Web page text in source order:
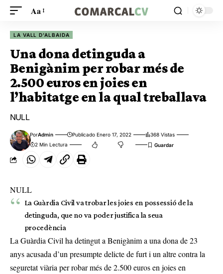
Aa
LA VALL D'ALBAIDA
Una dona detinguda a
Benigànim per robar més de
2.500 euros en joies en
l’habitatge en la qual treballava
NULL
PorAdmin Publicado Enero 17, 2022
368 Vistas
2 Min Lectura
NULL
La Guàrdia Civil va trobar les joies en possessió de la
detinguda, que no va poder justifica la seua
procedència
La Guàrdia Civil ha detingut a Benigànim a una dona de 23
anys acusada d’un presumpte delicte de furt i un altre contra la
seguretat viària per robar més de 2.500 euros en joies en